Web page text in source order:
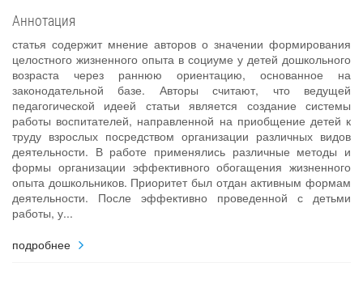
Аннотация
статья содержит мнение авторов о значении формирования
целостного жизненного опыта в социуме у детей дошкольного
возраста через раннюю ориентацию, основанное на
законодательной базе. Авторы считают, что ведущей
педагогической идеей статьи является создание системы
работы воспитателей, направленной на приобщение детей к
труду взрослых посредством организации различных видов
деятельности. В работе применялись различные методы и
формы организации эффективного обогащения жизненного
опыта дошкольников. Приоритет был отдан активным формам
деятельности. После эффективно проведенной с детьми
работы, у...
подробнее